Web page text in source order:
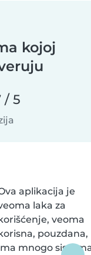
kojoj
/ 5
aplikacija je
laka za
veoma
pouzdana,
mnogo